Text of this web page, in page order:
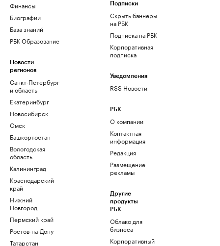
Финансы
Биографии
База знаний
РБК Образование
Новости
регионов
Санкт-Петербург
и область
Екатеринбург
Новосибирск
Омск
Башкортостан
Вологодская
область
Калининград
Краснодарский
край
Нижний
Новгород
Пермский край
Ростов-на-Дону
Татарстан
Подписки
Скрыть баннеры
на РБК
Подписка на РБК
Корпоративная
подписка
Уведомления
RSS Новости
РБК
О компании
Контактная
информация
Редакция
Размещение
рекламы
Другие
продукты
РБК
Облако для
бизнеса
Корпоративный